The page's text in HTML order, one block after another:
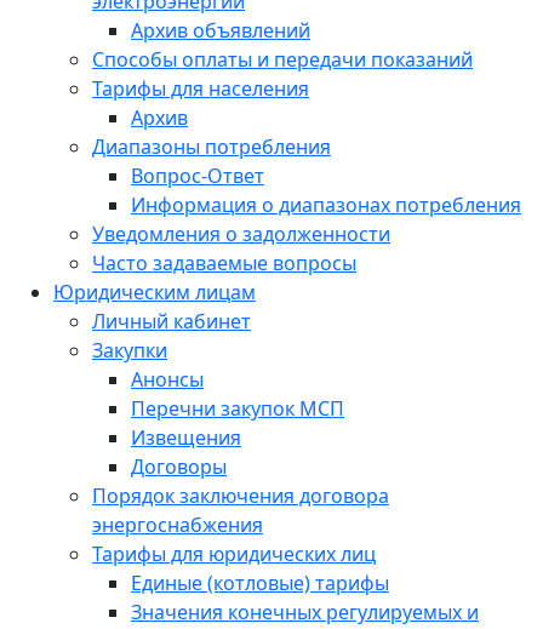
Архив объявлений
Способы оплаты и передачи показаний
Тарифы для населения
Архив
Диапазоны потребления
Вопрос-Ответ
Информация о диапазонах потребления
Уведомления о задолженности
Часто задаваемые вопросы
Юридическим лицам
Личный кабинет
Закупки
Анонсы
Перечни закупок МСП
Извещения
Договоры
Порядок заключения договора
энергоснабжения
Тарифы для юридических лиц
Единые (котловые) тарифы
Значения конечных регулируемых и